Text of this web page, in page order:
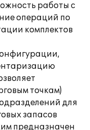
работы с
операций по
комплектов
точкам)
для
запасов
предназначен